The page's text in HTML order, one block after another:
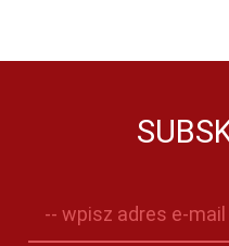
-- wpisz adres e-mail